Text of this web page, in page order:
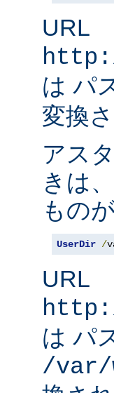
URL
は パ
変換
アス
きは
もの
UserDir /
URL
は パ
/var/